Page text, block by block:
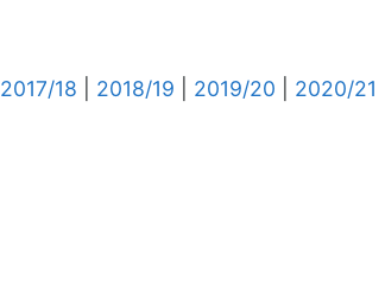
2017/18 2018/19 2019/20
2020/21